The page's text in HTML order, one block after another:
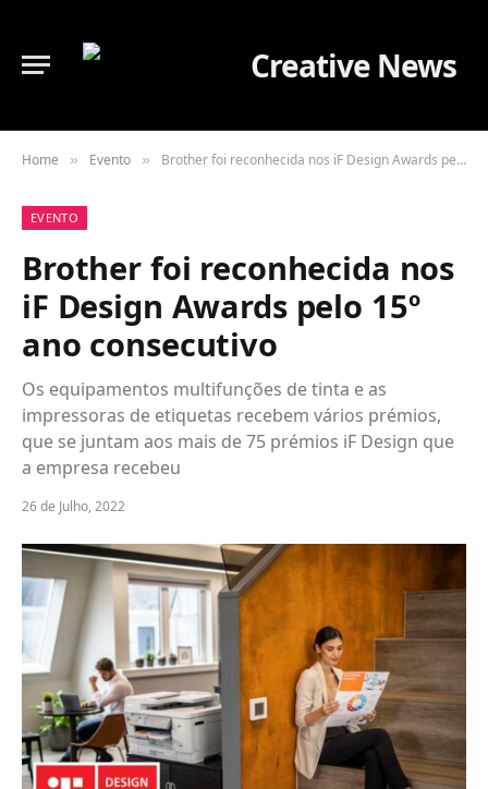
Home » Evento » Brother foi reconhecida nos iF Design Awards pelo 15º ano consecutivo
EVENTO
Brother foi reconhecida nos
iF Design Awards pelo 15º
ano consecutivo
Os equipamentos multifunções de tinta e as
impressoras de etiquetas recebem vários prémios,
que se juntam aos mais de 75 prémios iF Design que
a empresa recebeu
26 de Julho, 2022